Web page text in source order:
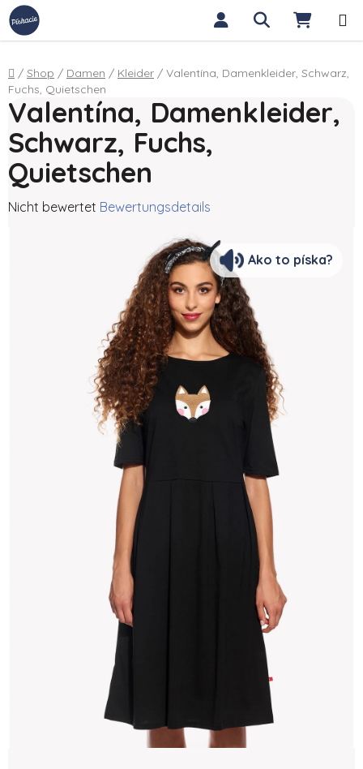
Zum Inhalt springen Suchen
Startseite
/ Shop / Damen / Kleider / Valentína, Damenkleider, Schwarz,
Fuchs, Quietschen
Valentína, Damenkleider,
Schwarz, Fuchs,
Quietschen
Die durchschnittliche Produktbewertung ist 0,0 von 5
Nicht bewertet Bewertungsdetails
Ako to píska?